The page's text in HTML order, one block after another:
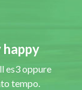
es3 oppure
tempo.